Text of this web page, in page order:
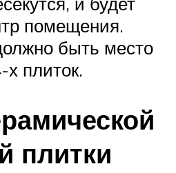
помещения.
быть место
плиток.
плитки